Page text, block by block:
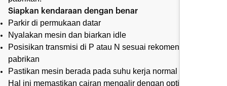
Siapkan kendaraan dengan benar
Parkir di permukaan datar
Nyalakan mesin dan biarkan idle
Posisikan transmisi di P atau N sesuai rekomendasi
pabrikan
Pastikan mesin berada pada suhu kerja normal
Hal ini memastikan cairan mengalir dengan optimal untuk